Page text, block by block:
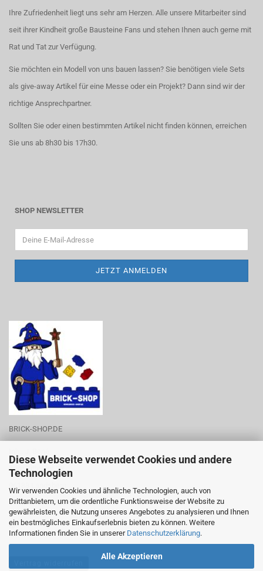
Diese Webseite verwendet Cookies und andere
Technologien
Wir verwenden Cookies und ähnliche Technologien, auch von
Drittanbietern, um die ordentliche Funktionsweise der Website zu
gewährleisten, die Nutzung unseres Angebotes zu analysieren und Ihnen
ein bestmögliches Einkaufserlebnis bieten zu können. Weitere
Informationen finden Sie in unserer Datenschutzerklärung.
Alle Akzeptieren
Ihre Zufriedenheit liegt uns sehr am Herzen. Alle unsere Mitarbeiter sind
seit ihrer Kindheit große Bausteine Fans und stehen Ihnen auch gerne mit
Rat und Tat zur Verfügung.
Sie möchten ein Modell von uns bauen lassen? Sie benötigen viele Sets
als give-away Artikel für eine Messe oder ein Projekt? Dann sind wir der
richtige Ansprechpartner.
Sollten Sie oder einen bestimmten Artikel nicht finden können, erreichen
Sie uns ab 8h30 bis 17h30.
SHOP NEWSLETTER
BRICK-SHOP.DE
Zum Rittergut 28
06188 Landsberg
Tel.-Nr.: 0176-53788219